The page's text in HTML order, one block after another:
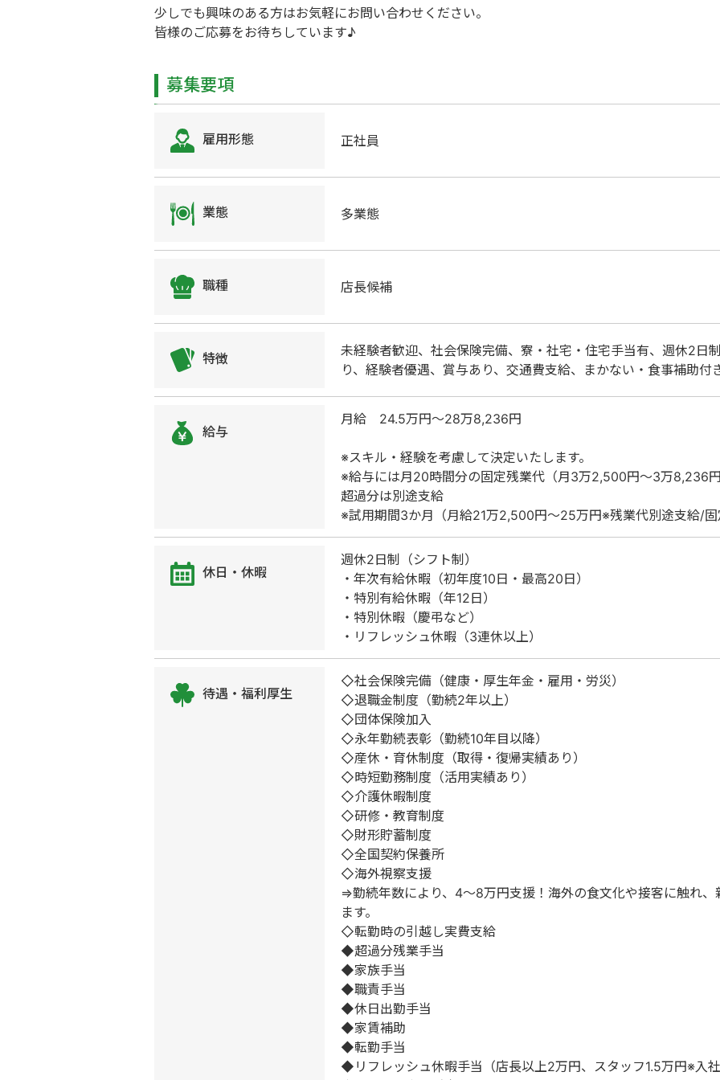
少しでも興味のある方はお気軽にお問い合わせください。
皆様のご応募をお待ちしています♪
募集要項
雇用形態 正社員
業態 多業態
職種 店長候補
特徴
未経験者歓迎、社会保険完備、寮・社宅・住宅手当有、週休2日
り、経験者優遇、賞与あり、交通費支給、まかない・食事補助
給与
月給 24.5万円～28万8,236円
※スキル・経験を考慮して決定いたします。
※給与には月20時間分の固定残業代（月3万2,500円～3万8,236
超過分は別途支給
※試用期間3か月（月給21万2,500円～25万円※残業代別途支給/
休日・休暇
週休2日制（シフト制）
・年次有給休暇（初年度10日・最高20日）
・特別有給休暇（年12日）
・特別休暇（慶弔など）
・リフレッシュ休暇（3連休以上）
待遇・福利厚生
◇社会保険完備（健康・厚生年金・雇用・労災）
◇退職金制度（勤続2年以上）
◇団体保険加入
◇永年勤続表彰（勤続10年目以降）
◇産休・育休制度（取得・復帰実績あり）
◇時短勤務制度（活用実績あり）
◇介護休暇制度
◇研修・教育制度
◇財形貯蓄制度
◇全国契約保養所
◇海外視察支援
⇒勤続年数により、4～8万円支援！海外の食文化や接客に触れ
ます。
◇転勤時の引越し実費支給
◆超過分残業手当
◆家族手当
◆職責手当
◆休日出勤手当
◆家賃補助
◆転勤手当
◆リフレッシュ休暇手当（店長以上2万円、スタッフ1.5万円※入